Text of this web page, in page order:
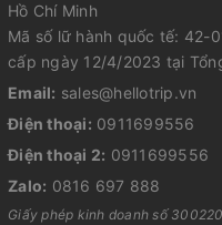
Hồ Chí Minh
Mã số lữ hành quốc tế: 42-
cấp ngày 12/4/2023 tại
Email: sales@hellotrip.vn
Điện thoại: 0911699556
Điện thoại 2: 0911699556
Zalo: 0816 697 888
Giấy phép kinh doanh số